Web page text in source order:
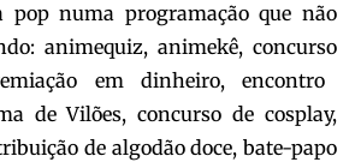
pop numa programação que não
animequiz, animekê, concurso
em dinheiro, encontro
de Vilões, concurso de cosplay,
de algodão doce, bate-papo